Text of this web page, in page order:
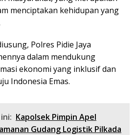
menciptakan kehidupan yang
Polres Pidie Jaya
dalam mendukung
ekonomi yang inklusif dan
Indonesia Emas.
Kapolsek Pimpin Apel
Gudang Logistik Pilkada